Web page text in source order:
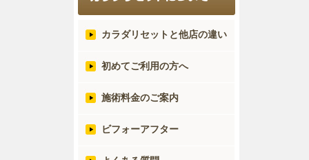
カラダリセットと他店の違い
初めてご利用の方へ
施術料金のご案内
ビフォーアフター